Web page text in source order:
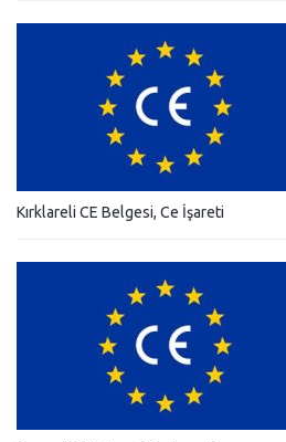
Kırklareli CE Belgesi, Ce İşareti